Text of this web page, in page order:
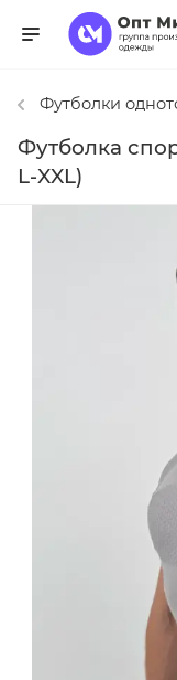
Футболки
Футболка
L-XXL)